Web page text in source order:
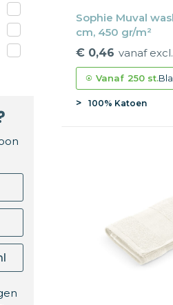
Sophie Muval
cm, 450 gr/m²
€ 0,46 vanaf
Vanaf 250 st.
100% Katoen